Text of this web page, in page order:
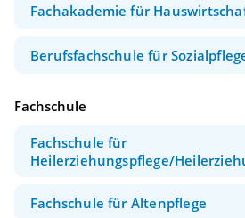
Fachakademie für
Berufsfachschule für
Fachschule
Fachschule für
Heilerziehungspflege/
Fachschule für Altenpflege